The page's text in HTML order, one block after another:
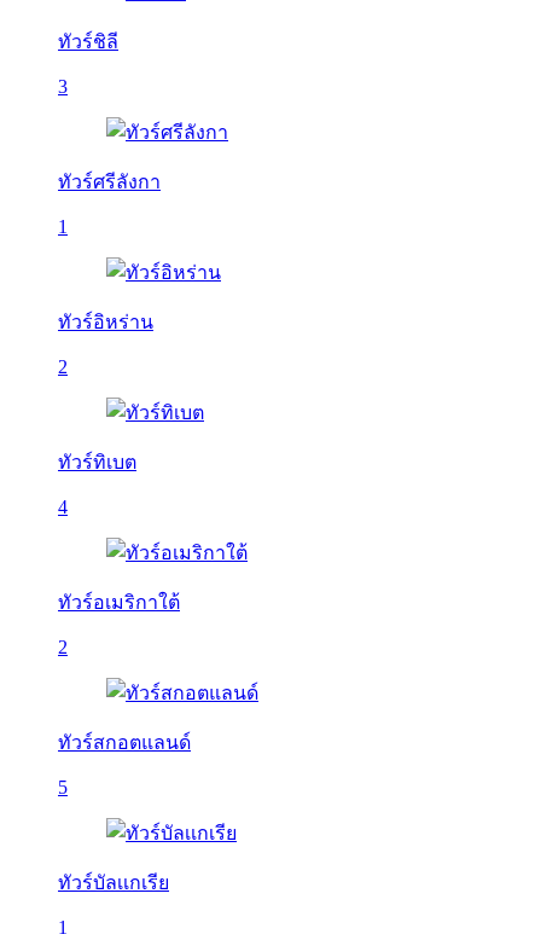
ทัวร์ชิลี
3
ทัวร์ศรีลังกา
1
ทัวร์อิหร่าน
2
ทัวร์ทิเบต
4
ทัวร์อเมริกาใต้
2
ทัวร์สกอตแลนด์
5
ทัวร์บัลเเกเรีย
1